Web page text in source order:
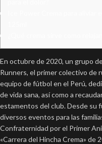
En octubre de 2020, un grupo
Runners, el primer colectivo de
equipo de fútbol en el Perú,​
de vida sana, así como a
estamentos del club.​ Desde su
diversos eventos para las
Confraternidad por el Primer
«Carrera del Hincha Crema» de